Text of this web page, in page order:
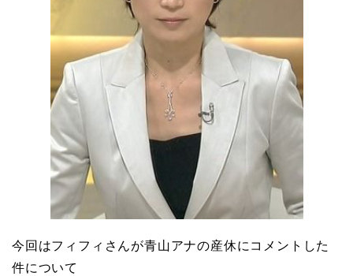
今回はフィフィさんが青山アナの産休にコメントした
件について